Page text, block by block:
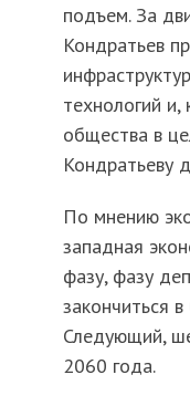
подъем. За
Кондратьев
технологий и,
общества в
Кондратьеву
По мнению
западная
фазу, фазу
закончиться
Следующий,
2060 года.